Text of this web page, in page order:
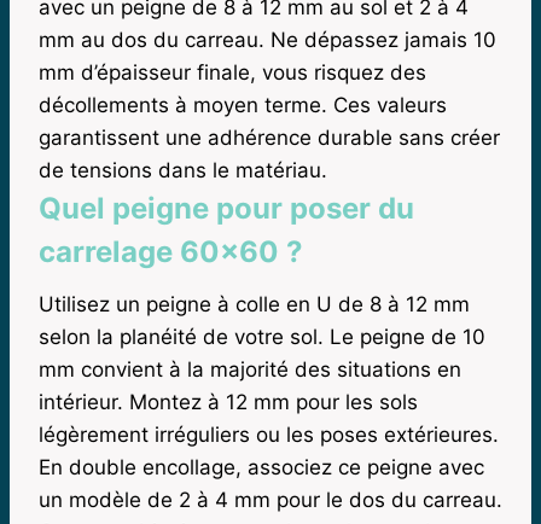
avec un peigne de 8 à 12 mm au sol et 2 à 4
mm au dos du carreau. Ne dépassez jamais 10
mm d’épaisseur finale, vous risquez des
décollements à moyen terme. Ces valeurs
garantissent une adhérence durable sans créer
de tensions dans le matériau.
Quel peigne pour poser du
carrelage 60×60 ?
Utilisez un peigne à colle en U de 8 à 12 mm
selon la planéité de votre sol. Le peigne de 10
mm convient à la majorité des situations en
intérieur. Montez à 12 mm pour les sols
légèrement irréguliers ou les poses extérieures.
En double encollage, associez ce peigne avec
un modèle de 2 à 4 mm pour le dos du carreau.